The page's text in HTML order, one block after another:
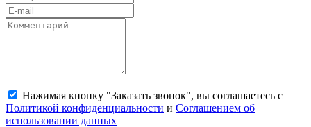
Нажимая кнопку "Заказать звонок", вы соглашаетесь с
Политикой конфиденциальности и Соглашением об
использовании данных